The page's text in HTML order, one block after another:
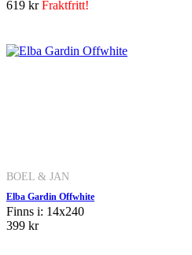
619 krFraktfritt!
BOEL & JAN
Elba Gardin Offwhite
Finns i: 14x240
399 kr